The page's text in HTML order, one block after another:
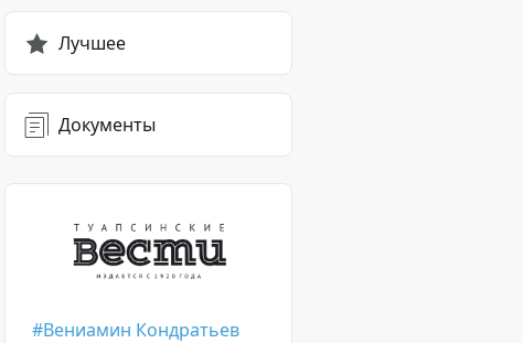
Лучшее
Документы
Вениамин Кондратьев